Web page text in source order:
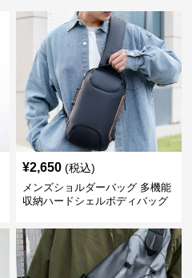
¥2,650 (税込)
メンズショルダーバッグ 多機能
収納ハードシェルボディバッグ